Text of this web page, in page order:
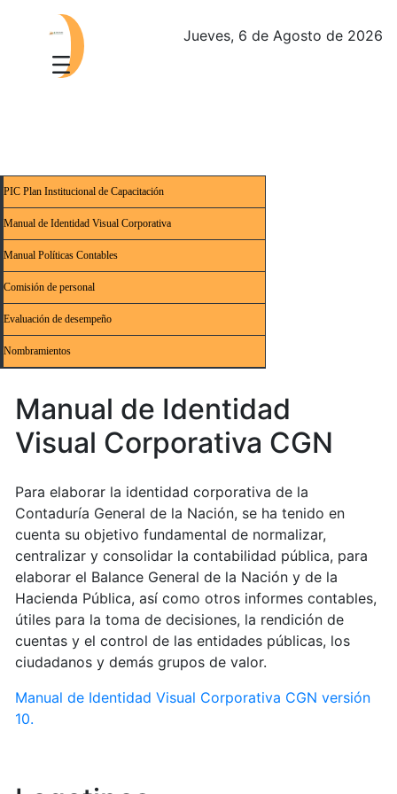
Jueves, 6 de Agosto de 2026
PIC Plan Institucional de Capacitación
Manual de Identidad Visual Corporativa
Manual Políticas Contables
Comisión de personal
Evaluación de desempeño
Nombramientos
Manual de Identidad
Visual Corporativa CGN
Para elaborar la identidad corporativa de la
Contaduría General de la Nación, se ha tenido en
cuenta su objetivo fundamental de normalizar,
centralizar y consolidar la contabilidad pública, para
elaborar el Balance General de la Nación y de la
Hacienda Pública, así como otros informes contables,
útiles para la toma de decisiones, la rendición de
cuentas y el control de las entidades públicas, los
ciudadanos y demás grupos de valor.
Manual de Identidad Visual Corporativa CGN versión
10.